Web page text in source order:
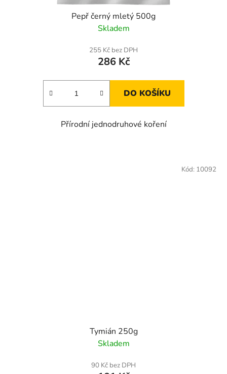
Pepř černý mletý 500g
Skladem
255 Kč bez DPH
286 Kč
DO KOŠÍKU
Přírodní jednodruhové koření
Tymián 250g
Skladem
90 Kč bez DPH
Kód: 10092